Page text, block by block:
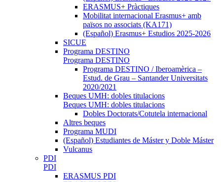
ERASMUS+ Pràctiques
Mobilitat internacional Erasmus+ amb
països no associats (KA171)
(Español) Erasmus+ Estudios 2025-2026
SICUE
Programa DESTINO
Programa DESTINO
Programa DESTINO / Iberoamèrica –
Estud. de Grau – Santander Universitats
2020/2021
Beques UMH: dobles titulacions
Beques UMH: dobles titulacions
Dobles Doctorats/Cotutela internacional
Altres beques
Programa MUDI
(Español) Estudiantes de Máster y Doble Máster
Vulcanus
PDI
PDI
ERASMUS PDI